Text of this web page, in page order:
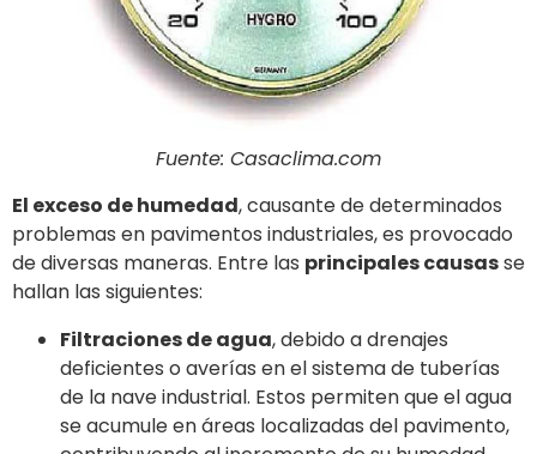
Fuente: Casaclima.com
El exceso de humedad, causante de determinados
problemas en pavimentos industriales, es provocado
de diversas maneras. Entre las principales causasse
hallan las siguientes:
Filtraciones de agua, debido a drenajes
deficientes o averías en el sistema de tuberías
de la nave industrial. Estos permiten que el agua
se acumule en áreas localizadas del pavimento,